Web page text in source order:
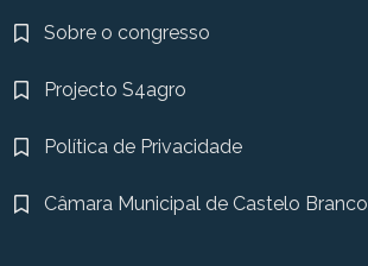
Sobre o congresso
Projecto S4agro
Política de Privacidade
Câmara Municipal de Castelo Branco